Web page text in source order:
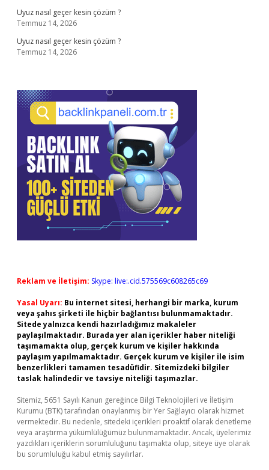
Uyuz nasıl geçer kesin çözüm ?
Temmuz 14, 2026
Uyuz nasıl geçer kesin çözüm ?
Temmuz 14, 2026
Reklam ve İletişim: Skype: live:.cid.575569c608265c69
Yasal Uyarı: Bu internet sitesi, herhangi bir marka, kurum
veya şahıs şirketi ile hiçbir bağlantısı bulunmamaktadır.
Sitede yalnızca kendi hazırladığımız makaleler
paylaşılmaktadır. Burada yer alan içerikler haber niteliği
taşımamakta olup, gerçek kurum ve kişiler hakkında
paylaşım yapılmamaktadır. Gerçek kurum ve kişiler ile isim
benzerlikleri tamamen tesadüfidir. Sitemizdeki bilgiler
taslak halindedir ve tavsiye niteliği taşımazlar.
Sitemiz, 5651 Sayılı Kanun gereğince Bilgi Teknolojileri ve İletişim
Kurumu (BTK) tarafından onaylanmış bir Yer Sağlayıcı olarak hizmet
vermektedir. Bu nedenle, sitedeki içerikleri proaktif olarak denetleme
veya araştırma yükümlülüğümüz bulunmamaktadır. Ancak, üyelerimiz
yazdıkları içeriklerin sorumluluğunu taşımakta olup, siteye üye olarak
bu sorumluluğu kabul etmiş sayılırlar.